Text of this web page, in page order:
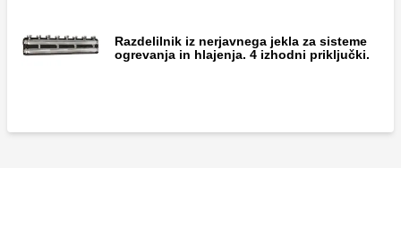
Razdelilnik iz nerjavnega jekla za sisteme
ogrevanja in hlajenja. 4 izhodni priključki.